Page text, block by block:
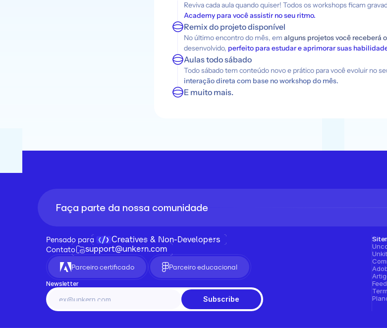
Reviva cada aula quando quiser! Todos os workshops ficam
Academy para você assistir no seu ritmo.
Remix do projeto disponível
No último encontro do mês, em alguns projetos você receberá
desenvolvido, perfeito para estudar e aprimorar suas
Aulas todo sábado
Todo sábado tem conteúdo novo e prático para você evoluir no
interação direta com base no workshop do mês.
E muito mais.
Faça parte da nossa comunidade
Pensado para Creatives & Non-Developers
Contato support@unkern.com
Parceiro certificado Parceiro educacional
Newsletter
Subscribe
Unkit